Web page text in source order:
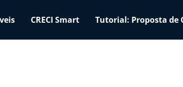
CRECI Smart Tutorial: Proposta de